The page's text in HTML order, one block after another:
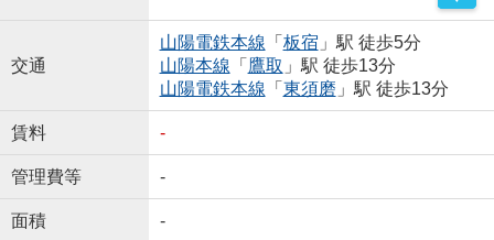
交通
山陽電鉄本線 「 板宿 」駅 徒歩5分
山陽本線 「 鷹取 」駅 徒歩13分
山陽電鉄本線 「 東須磨 」駅 徒歩13分
賃料 -
管理費等 -
面積 -